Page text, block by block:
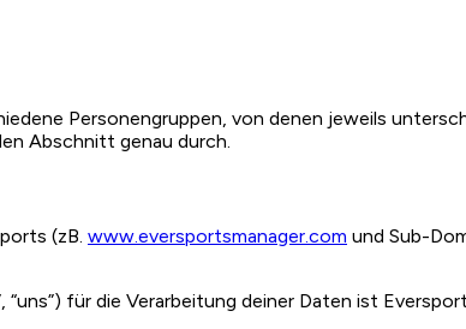
Personengruppen, von denen jeweils
Abschnitt genau durch.
(zB. www.eversportsmanager.com und Sub-
für die Verarbeitung deiner Daten ist